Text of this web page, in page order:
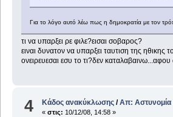
Για το λόγο αυτό λέω πως η δημοκρατία με τον
τι να υπαρξει ρε φιλε?εισαι σοβαρος?
ειναι δυνατον να υπαρξει ταυτιση της
ονειρευεσαι εσυ το τι?δεν
4 Κάδος ανακύκλωσης /Απ: Aστυνομία
«στις: 10/12/08, 14:58 »